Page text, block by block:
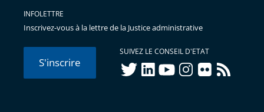
INFOLETTRE
Inscrivez-vous à la lettre de la Justice administrative
S'inscrire
SUIVEZ LE CONSEIL D'ETAT
twitterlinkedInyoutubeinstagram
flickr rss